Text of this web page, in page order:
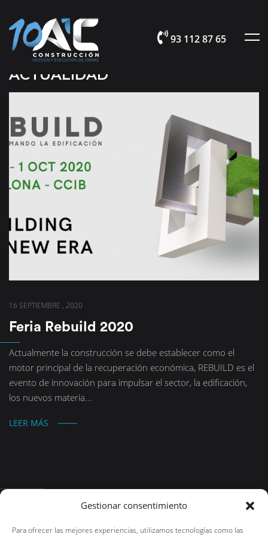
Gestionar consentimiento
Para ofrecer las mejores experiencias, utilizamos tecnologías como las
93 112 87 65
ACTUALIDAD
16 SEPTIEMBRE , 2020
Feria Rebuild 2020
Actualmente la construcción se debe establecer como el
motor principal de la recuperación económica, REBUILD es el
evento de innovación para impulsar el sector, la edificación,
los nuevos materia...
LEER MÁS